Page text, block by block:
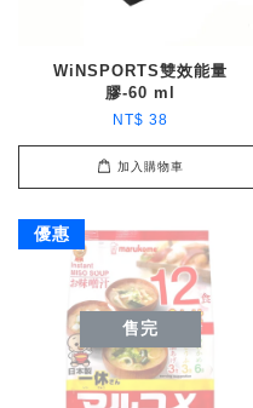
WiNSPORTS雙效能量
膠-60 ml
NT$ 38
加入購物車
優惠
售完